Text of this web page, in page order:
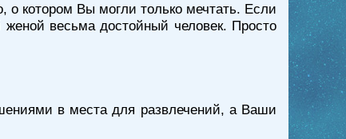
о котором Вы могли только мечтать. Если
весьма достойный человек. Просто
в места для развлечений, а Ваши